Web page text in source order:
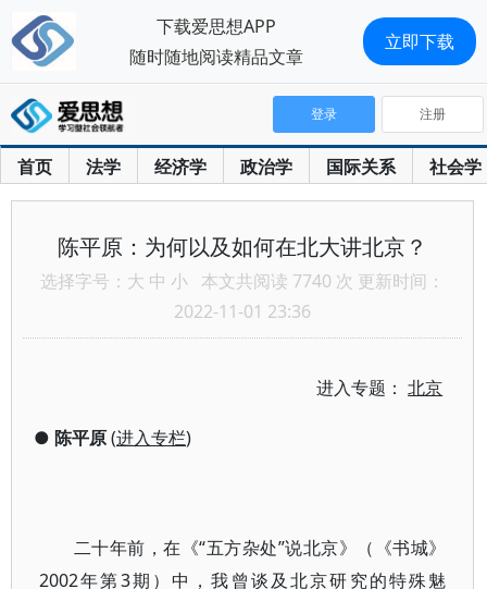
首页 法学 经济学 政治学 国际关系 社会学
登录 注册
陈平原：为何以及如何在北大讲北京？
选择字号： 大 中 小 本文共阅读 7740 次 更新时间：
2022-11-01 23:36
进入专题：北京
● 陈平原(进入专栏)
二十年前，在《“五方杂处”说北京》（《书城》
2002年第3期）中，我曾谈及北京研究的特殊魅
下载爱思想APP
随时随地阅读精品文章
立即下载